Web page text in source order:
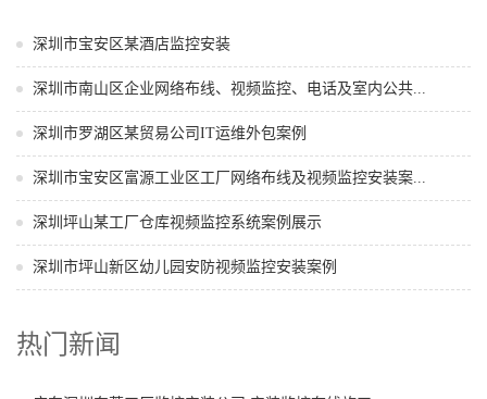
深圳市宝安区某酒店监控安装
深圳市南山区企业网络布线、视频监控、电话及室内公共...
深圳市罗湖区某贸易公司IT运维外包案例
深圳市宝安区富源工业区工厂网络布线及视频监控安装案...
深圳坪山某工厂仓库视频监控系统案例展示
深圳市坪山新区幼儿园安防视频监控安装案例
热门新闻